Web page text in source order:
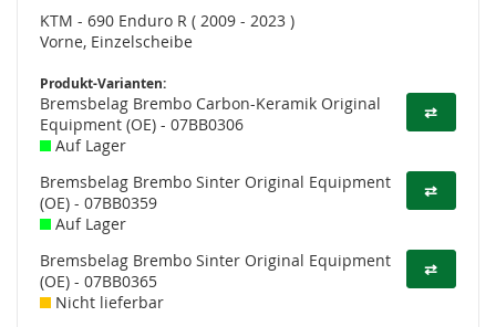
KTM - 690 Enduro R ( 2009 - 2023 )
Vorne, Einzelscheibe
Produkt-Varianten:
⇄
Bremsbelag Brembo Carbon-Keramik Original
Equipment (OE) - 07BB0306
Auf Lager
⇄
Bremsbelag Brembo Sinter Original Equipment
(OE) - 07BB0359
Auf Lager
⇄
Bremsbelag Brembo Sinter Original Equipment
(OE) - 07BB0365
Nicht lieferbar